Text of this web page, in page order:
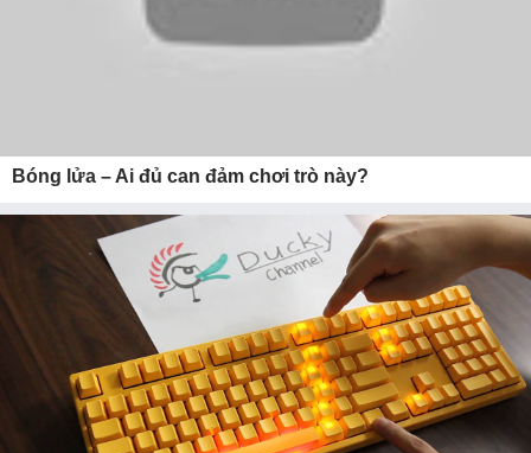
Bóng lửa – Ai đủ can đảm chơi trò này?